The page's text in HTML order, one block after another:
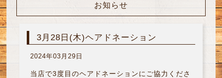
お知らせ
3月28日(木)ヘアドネーション
2024年03月29日
当店で3度目のヘアドネーションにご協力くださ